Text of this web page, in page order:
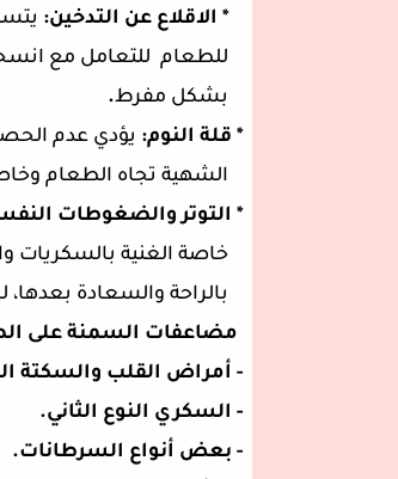
* الاقلاع عن التدخين:
للطعام للتعامل مع
بشكل مفرط.
* قلة النوم: يؤدي عدم
الشهية تجاه الطعام
* التوتر والضغوطات
خاصة الغنية بالسكريات
بالراحة والسعادة
مضاعفات السمنة على
- أمراض القلب والسكتة
- السكري النوع الثاني.
- بعض أنواع السرطانات.